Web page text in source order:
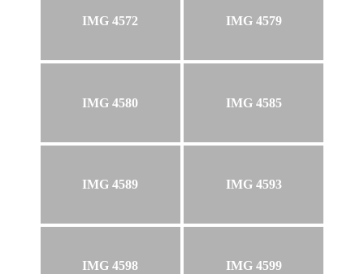
IMG 4572 IMG 4579
IMG 4580 IMG 4585
IMG 4589 IMG 4593
IMG 4598 IMG 4599